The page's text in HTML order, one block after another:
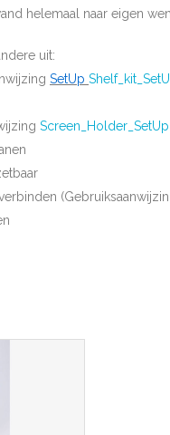
helemaal naar eigen
uit:
SetUp
Screen_Holder_SetUp